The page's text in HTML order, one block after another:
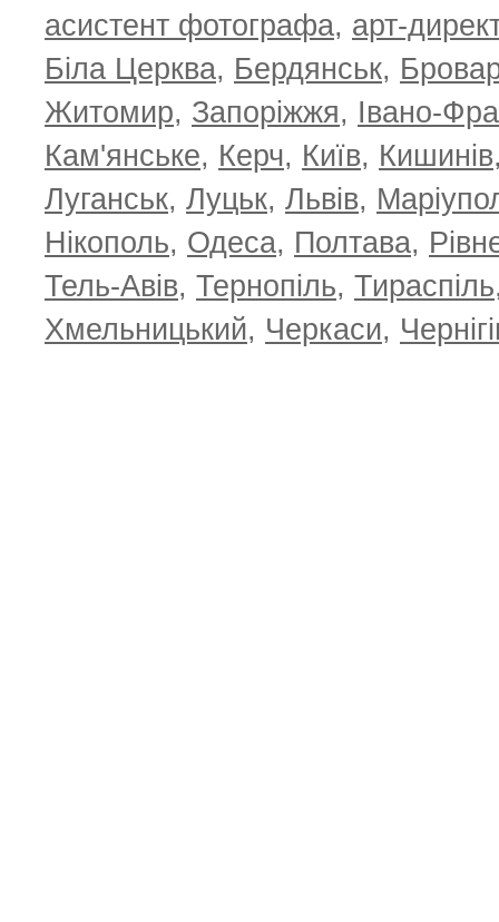
асистент фотографа, арт-
Біла Церква, Бердянськ,
Житомир, Запоріжжя, Івано-
Кам'янське, Керч, Київ, Кишинів
Луганськ, Луцьк, Львів,
Нікополь, Одеса, Полтава,
Тель-Авів, Тернопіль, Тираспіль
Хмельницький, Черкаси,